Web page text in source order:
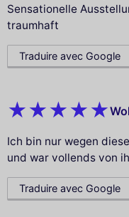
Sensationelle
traumhaft
Traduire avec Google
Ich bin nur wegen
und war vollends von
Traduire avec Google